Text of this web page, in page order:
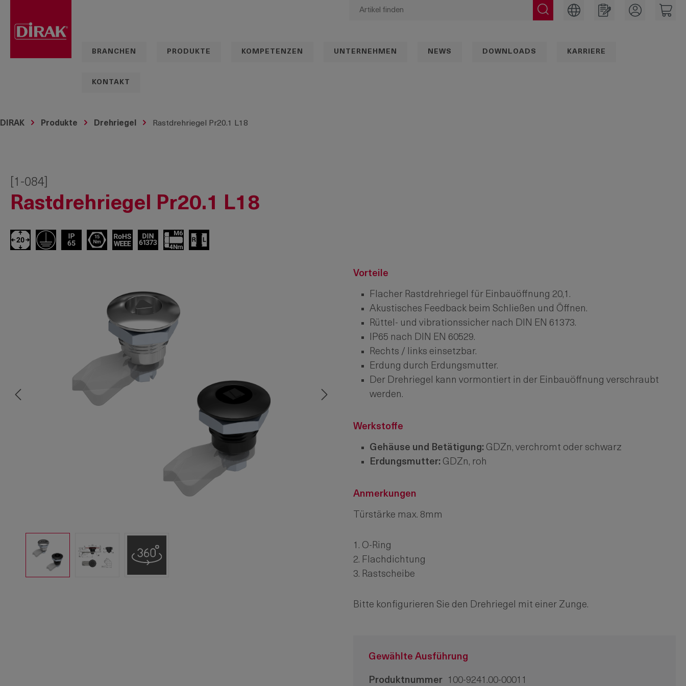
BRANCHEN PRODUKTE KOMPETENZEN UNTERNEHMEN NEWS DOWNLOADS KARRIERE
KONTAKT
DIRAK Produkte Drehriegel Rastdrehriegel Pr20.1 L18
[1-084]
Rastdrehriegel Pr20.1 L18
Vorteile
Flacher Rastdrehriegel für Einbauöffnung 20,1.
Akustisches Feedback beim Schließen und Öffnen.
Rüttel- und vibrationssicher nach DIN EN 61373.
IP65 nach DIN EN 60529.
Rechts / links einsetzbar.
Erdung durch Erdungsmutter.
Der Drehriegel kann vormontiert in der Einbauöffnung verschraubt
werden.
Werkstoffe
Gehäuse und Betätigung: GDZn, verchromt oder schwarz
Erdungsmutter: GDZn, roh
Anmerkungen
Türstärke max. 8mm
1. O-Ring
2. Flachdichtung
3. Rastscheibe
Bitte konfigurieren Sie den Drehriegel mit einer Zunge.
Gewählte Ausführung
Produktnummer
100-9241.00-00011